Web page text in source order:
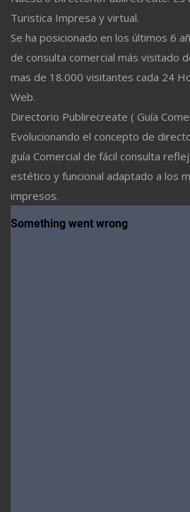
Turistica Impresa y virtual.
Se ha posicionado en los últimos 6
de consulta comercial más visitado
mas de 18.000 visitantes cada 24
Web.
Directorio Publirecreate ( Guía
Evolucionando el concepto de
guía Comercial de fácil consulta
estético y funcional adaptado a los
impresos.